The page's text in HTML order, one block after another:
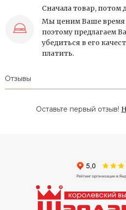
Сначала товар, потом
Мы ценим Ваше
поэтому предлагаем
убедиться в его
платить.
Отзывы
Оставьте первый отзыв!